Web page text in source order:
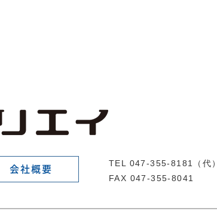
会社概要
TEL 047-355-8181（代）
FAX 047-355-8041